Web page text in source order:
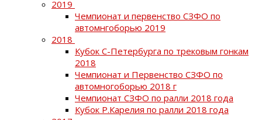
2019
Чемпионат и первенство СЗФО по
автомнгоборью 2019
2018
Кубок С-Петербурга по трековым гонкам
2018
Чемпионат и Первенство СЗФО по
автомногоборью 2018 г
Чемпионат СЗФО по ралли 2018 года
Кубок Р.Карелия по ралли 2018 года